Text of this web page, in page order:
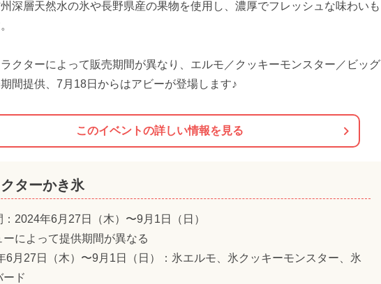
深層天然水の氷や長野県産の果物を使用し、濃厚でフレッシュな味わいも
クターによって販売期間が異なり、エルモ／クッキーモンスター／ビッグ
間提供、7月18日からはアビーが登場します♪
このイベントの詳しい情報を見る
ターかき氷
2024年6月27日（木）〜9月1日（日）
によって提供期間が異なる
6月27日（木）〜9月1日（日）：氷エルモ、氷クッキーモンスター、氷
ード